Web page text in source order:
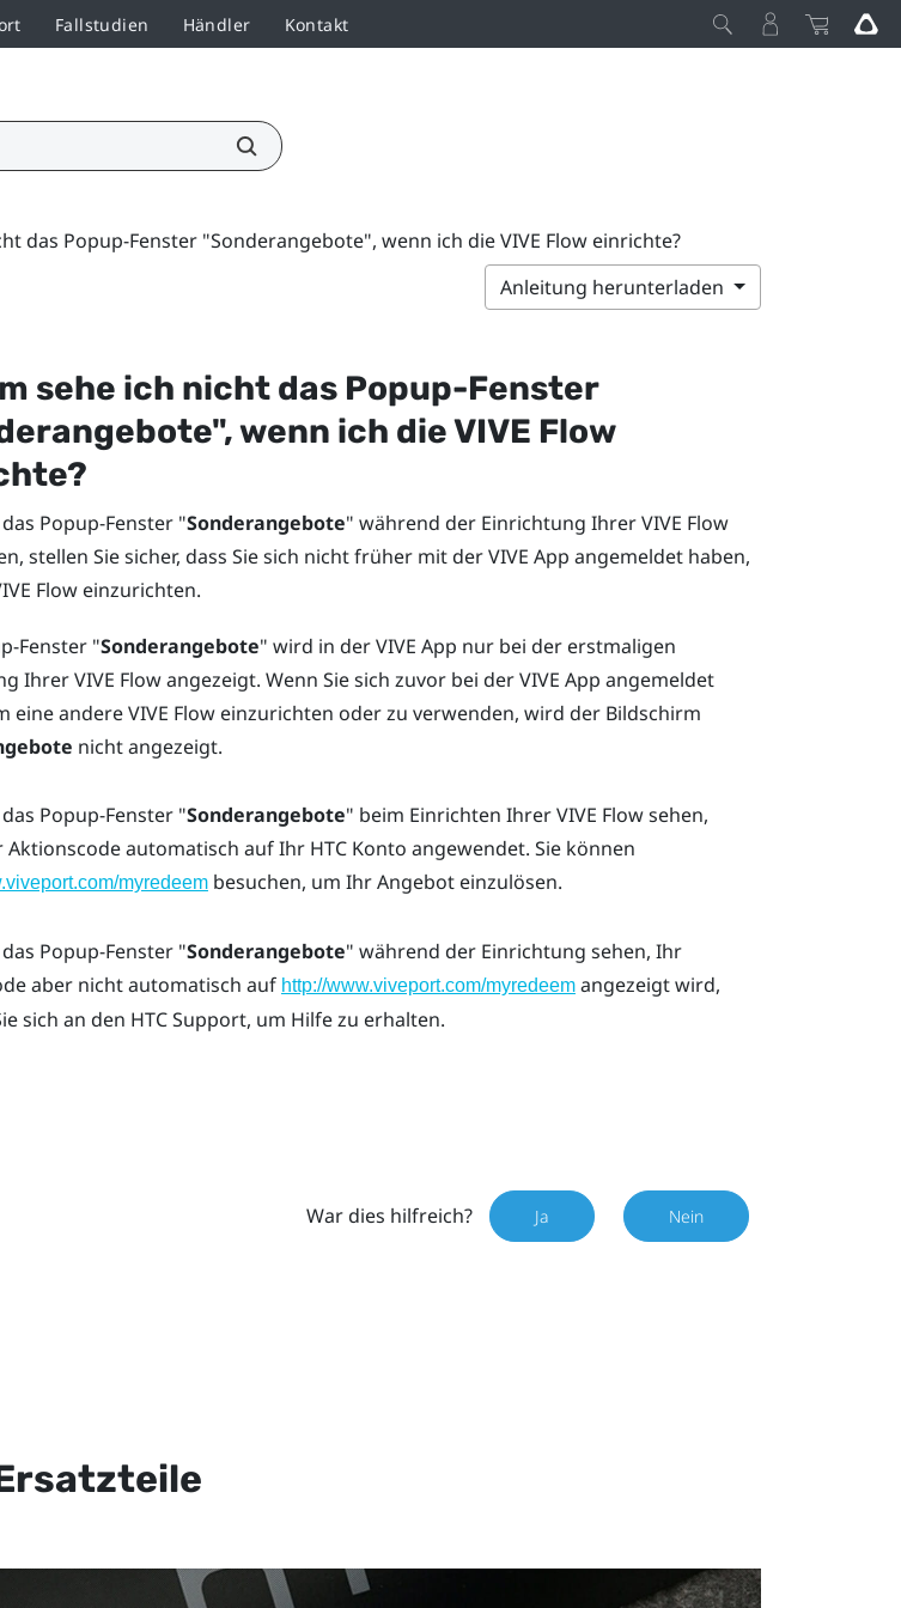
Fallstudien Händler Kontakt
das Popup-Fenster "Sonderangebote", wenn ich die VIVE Flow einrichte?
Anleitung herunterladen
sehe ich nicht das Popup-Fenster
"‍, wenn ich dieVIVE Flow
Popup-Fenster "‍Sonderangebote"‍ während der Einrichtung IhrerVIVE Flow
stellen Sie sicher, dass Sie sich nicht früher mit derVIVE App angemeldet haben,
Floweinzurichten.
Fenster "‍Sonderangebote"‍ wird in derVIVE App nur bei der erstmaligen
IhrerVIVE Flowangezeigt. Wenn Sie sich zuvor bei derVIVE App angemeldet
eine andereVIVE Floweinzurichten oder zu verwenden, wird der Bildschirm
nicht angezeigt.
Popup-Fenster "‍Sonderangebote"‍ beim Einrichten IhrerVIVE Flowsehen,
Aktionscode automatisch auf Ihr HTC Konto angewendet. Sie können
myredeembesuchen, um Ihr Angebot einzulösen.
Popup-Fenster "‍Sonderangebote"‍ während der Einrichtung sehen, Ihr
aber nicht automatisch auf http://www.viveport.com/myredeemangezeigt wird,
sich an den HTC Support, um Hilfe zu erhalten.
War dies hilfreich? Ja Nein